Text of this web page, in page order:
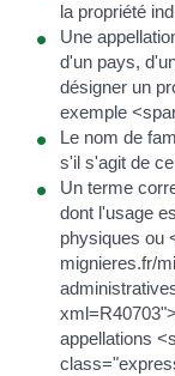
la propriété
Une
d'un pays,
désigner un
exemple
Le nom de
s'il s'agit de
Un terme
dont l'usage
physiques ou
mignieres.fr/
appellations